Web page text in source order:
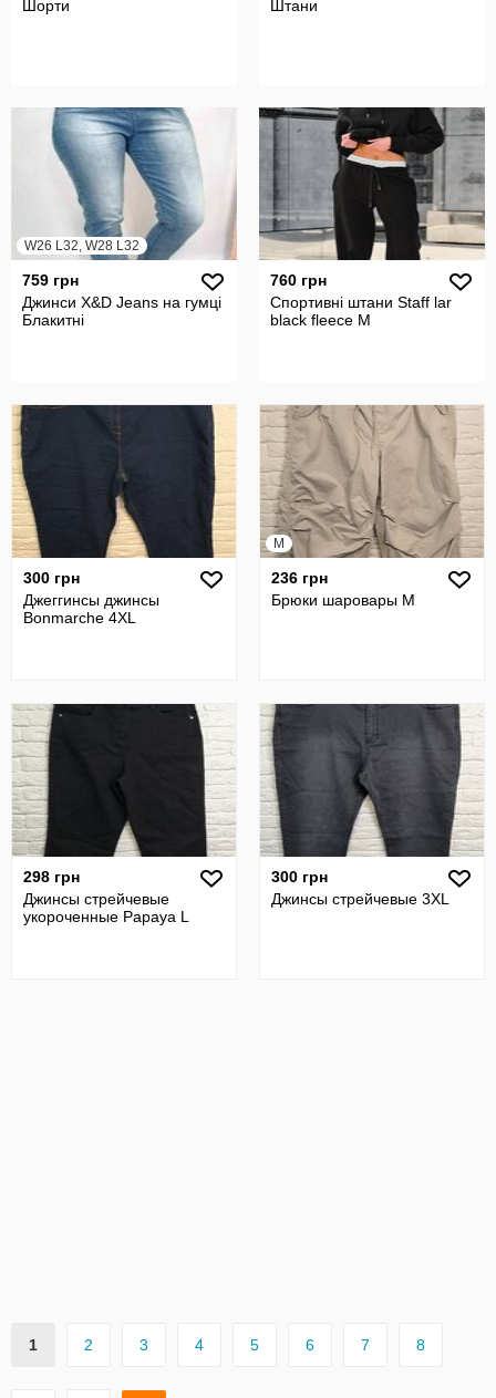
Шорти Штани
W26 L32, W28 L32
759 грн
Джинси X&D Jeans на гумці
Блакитні
760 грн
Спортивні штани Staff lar
black fleece М
300 грн
Джеггинсы джинсы
Bonmarche 4XL
M
236 грн
Брюки шаровары M
298 грн
Джинсы стрейчевые
укороченные Papaya L
300 грн
Джинсы стрейчевые 3XL
1 2 3 4 5 6 7 8